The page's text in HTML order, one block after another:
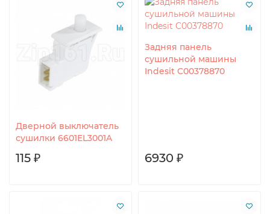
Дверной выключатель
сушилки 6601EL3001A
115 ₽
Задняя панель
сушильной машины
Indesit C00378870
6930 ₽